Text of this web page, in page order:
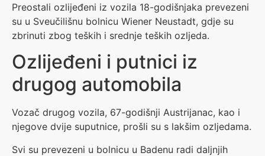
Preostali ozlijeđeni iz vozila 18-godišnjaka prevezeni
su u Sveučilišnu bolnicu Wiener Neustadt, gdje su
zbrinuti zbog teških i srednje teških ozljeda.
Ozlijeđeni i putnici iz
drugog automobila
Vozač drugog vozila, 67-godišnji Austrijanac, kao i
njegove dvije suputnice, prošli su s lakšim ozljedama.
Svi su prevezeni u bolnicu u Badenu radi daljnjih